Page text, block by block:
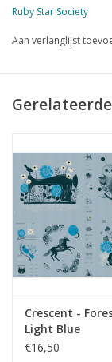
1 kleine
10 kleine labels
Ruby Star Society
Aan verlanglijst
Crescent -
Light Blue
€16,50